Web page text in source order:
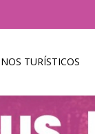
TURÍSTICOS